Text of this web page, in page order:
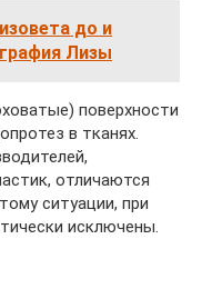
до и
Лизы
поверхности
в тканях.
отличаются
ситуации, при
исключены.